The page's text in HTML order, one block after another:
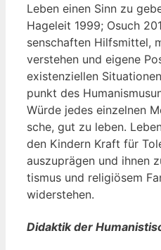
Leben einen Sinn zu
Hage­leit 1999; Osuch
sen­schaf­ten Hilfs­mit­tel,
ver­ste­hen und eige­ne
exis­ten­zi­el­len
punkt des
Wür­de jedes ein­zel­nen
sche, gut zu leben.
den Kin­dern Kraft für
aus­zu­prä­gen und ihnen
tis­mus und reli­giö­sem
widerstehen.
Didaktik der